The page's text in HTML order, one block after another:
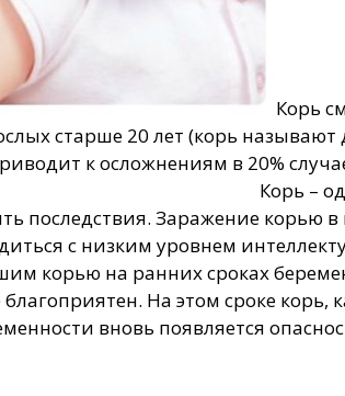
Корь
старше 20 лет (корь называют
к осложнениям в 20%
Корь – одна
последствия. Заражение корью
с низким уровнем
корью на ранних сроках
На этом сроке корь,
вновь появляется